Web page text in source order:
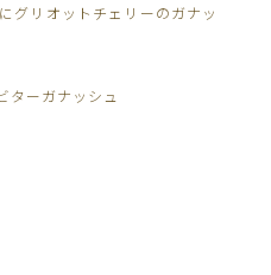
グリオットチェリーのガナッ
ターガナッシュ